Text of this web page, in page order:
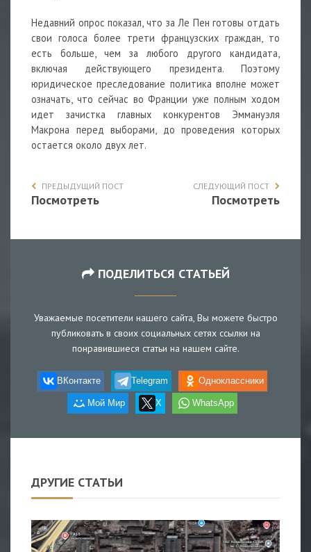
Недавний опрос показал, что за Ле Пен готовы отдать
свои голоса более трети французских граждан, то
есть больше, чем за любого другого кандидата,
включая действующего президента. Поэтому
юридическое преследование политика вполне может
означать, что сейчас во Франции уже полным ходом
идет зачистка главных конкурентов Эммануэля
Макрона перед выборами, до проведения которых
остается около двух лет.
ПРЕДЫДУЩИЙ ПОСТ
Посмотреть
СЛЕДУЮЩИЙ ПОСТ
Посмотреть
ПОДЕЛИТЬСЯ СТАТЬЕЙ
Уважаемые посетители нашего сайта, Вы можете быстро
публиковать в своих социальных сетях ссылки на
понравившиеся статьи на нашем сайте.
ВКонтакте Telegram Одноклассники
Мой Мир X WhatsApp
ДРУГИЕ СТАТЬИ